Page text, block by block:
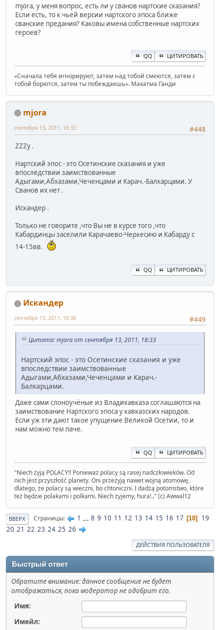
mjora, у меня вопрос, есть ли у сванов нартские сказания?
Если есть, то к чьей версии нартского эпоса ближе
сванские предания? Каковы имена собственные нартских
героев?
QQ ЦИТИРОВАТЬ
«Сначала тебя игнорируют, затем над тобой смеются, затем с
тобой борются, затем ты побеждаешь». Махатма Ганди
mjora
#448
сентября 13, 2011, 18:33
ZZZy .
Нартский эпос - это Осетинские сказания и уже
впоследствии заимствованные
Адыгами,Абхазами,Чеченцами и Карач.-Балкарцами. У
Сванов их нет .
Искандер .
Только не говорите ,что Вы не в курсе того ,что
Кабардинцы заселили Карачаево-Черкесию и Кабарду с
14-15вв.
QQ ЦИТИРОВАТЬ
Искандер
#449
сентября 13, 2011, 18:36
Цитата: mjora от сентября 13, 2011, 18:33
Нартский эпос - это Осетинские сказания и уже
впоследствии заимствованные
Адыгами,Абхазами,Чеченцами и Карач.-
Балкарцами.
Даже сами слоноучёные из Владикавказа соглашаются на
заимствование Нартского эпоса у кавказских народов.
Если уж эти дают такое упущение Великой Осетии, то и
нам можно тем паче.
QQ ЦИТИРОВАТЬ
" Niech żyją POLACY!! Ponieważ polacy są rasej nadczłowieków. Od
nich jest przyszłość planety. Oni przeżyją nawet wojną atomowę,
dlatego, że polacy są wieczni, bo chtoniczni. I dadzą potomstwo, które
też będzie polakami i polkami. Niech żyjemy, hura!.." (c) Awwal12
ВВЕРХ Страницы 1 ... 8 9 10 11 12 13 14 15 16 17 18
19
20 21 22 23 24 25 26
ДЕЙСТВИЯ ПОЛЬЗОВАТЕЛЯ
Быстрый ответ
Обратите внимание: данное сообщение не будет
отображаться, пока модератор не одобрит его.
Имя:
Имейл: